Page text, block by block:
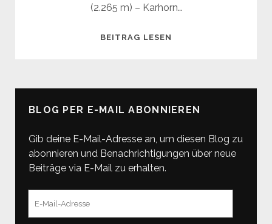
(2.265 m) – Karhorn…
BEITRAG LESEN
BLOG PER E-MAIL ABONNIEREN
Gib deine E-Mail-Adresse an, um diesen Blog zu
abonnieren und Benachrichtigungen über neue
Beiträge via E-Mail zu erhalten.